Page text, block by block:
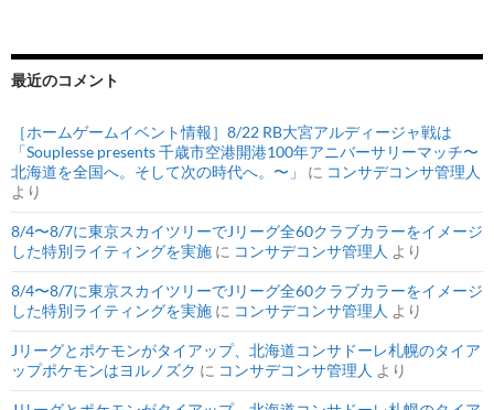
最近のコメント
［ホームゲームイベント情報］8/22 RB大宮アルディージャ戦は
「Souplesse presents 千歳市空港開港100年アニバーサリーマッチ〜
北海道を全国へ。そして次の時代へ。〜」
に コンサデコンサ管理人
より
8/4〜8/7に東京スカイツリーでJリーグ全60クラブカラーをイメージ
した特別ライティングを実施 に コンサデコンサ管理人 より
8/4〜8/7に東京スカイツリーでJリーグ全60クラブカラーをイメージ
した特別ライティングを実施 に コンサデコンサ管理人 より
Jリーグとポケモンがタイアップ、北海道コンサドーレ札幌のタイア
ップポケモンはヨルノズク に コンサデコンサ管理人 より